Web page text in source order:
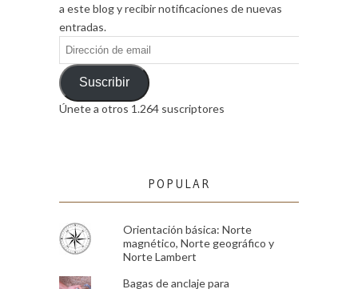
a este blog y recibir notificaciones de nuevas
entradas.
Dirección
de
emailSuscribir
Únete a otros 1.264 suscriptores
POPULAR
Orientación básica: Norte
magnético, Norte geográfico y
Norte Lambert
Bagas de anclaje para